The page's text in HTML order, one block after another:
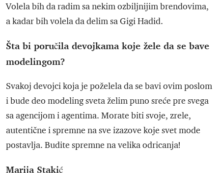
Volela bih da radim sa nekim ozbiljnijim brendovima,
a kadar bih volela da delim sa Gigi Hadid.
Šta bi poručila devojkama koje žele da se bave
modelingom?
Svakoj devojci koja je poželela da se bavi ovim poslom
i bude deo modeling sveta želim puno sreće pre svega
sa agencijom i agentima. Morate biti svoje, zrele,
autentične i spremne na sve izazove koje svet mode
postavlja. Budite spremne na velika odricanja!
Marija Stakić